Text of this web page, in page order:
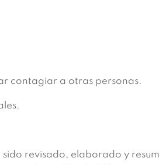
contagiar a otras personas.
sido revisado, elaborado y